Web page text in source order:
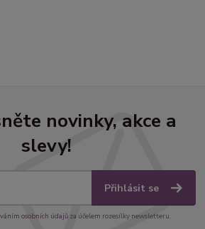
novinky, akce a
slevy!
Přihlásit se
osobních údajůza účelem rozesílky newsletteru.